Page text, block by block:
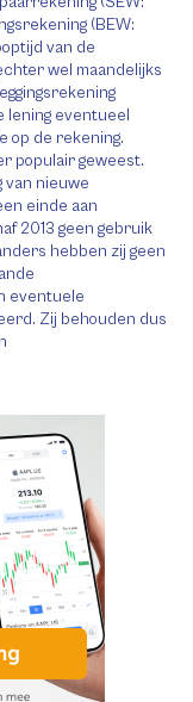
(BEW:
van de
wel maandelijks
lening eventueel
op de rekening.
populair geweest.
van nieuwe
einde aan
2013 geen gebruik
hebben zij geen
eventuele
Zij behouden dus